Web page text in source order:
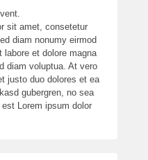
sit amet, consetetur
diam nonumy eirmod
labore et dolore magna
diam voluptua. At vero
justo duo dolores et ea
gubergren, no sea
Lorem ipsum dolor